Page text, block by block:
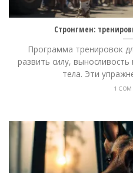
Стронгмен:
Программа тренировок
развить силу,
тела. Эти
1